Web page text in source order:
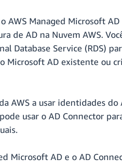
AWS Managed Microsoft
AD na Nuvem AWS.
Database Service (RDS)
Microsoft AD existente
AWS a usar identidades
usar o AD Connector
Microsoft AD e o AD